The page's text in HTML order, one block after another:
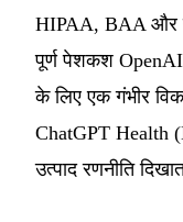
HIPAA, BAA और
पूर्ण पेशकश OpenAI
के लिए एक गंभीर
ChatGPT Health
उत्पाद रणनीति